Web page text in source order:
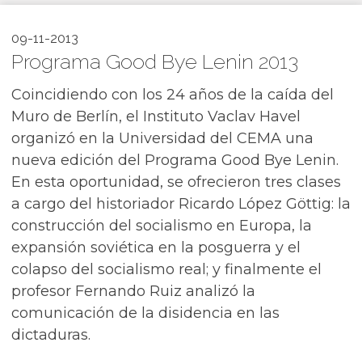
09-11-2013
Programa Good Bye Lenin 2013
Coincidiendo con los 24 años de la caída del
Muro de Berlín, el Instituto Vaclav Havel
organizó en la Universidad del CEMA una
nueva edición del Programa Good Bye Lenin.
En esta oportunidad, se ofrecieron tres clases
a cargo del historiador Ricardo López Göttig: la
construcción del socialismo en Europa, la
expansión soviética en la posguerra y el
colapso del socialismo real; y finalmente el
profesor Fernando Ruiz analizó la
comunicación de la disidencia en las
dictaduras.